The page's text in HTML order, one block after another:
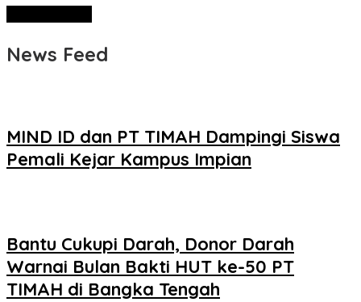
News Feed
MIND ID dan PT TIMAH Dampingi Siswa
Pemali Kejar Kampus Impian
Bantu Cukupi Darah, Donor Darah
Warnai Bulan Bakti HUT ke-50 PT
TIMAH di Bangka Tengah